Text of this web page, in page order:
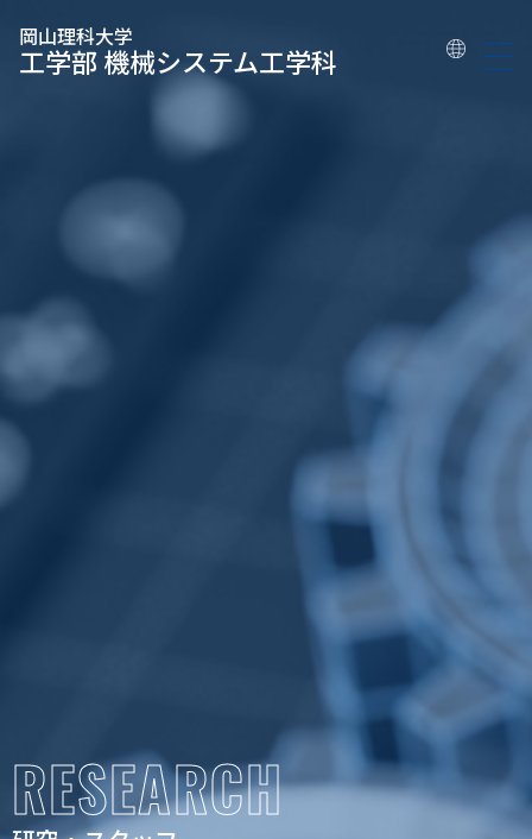
岡山理科大学
工学部 機械システム工学科
RESEARCH